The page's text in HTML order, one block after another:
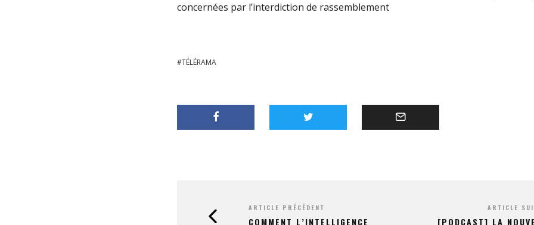
concernées par l’interdiction de rassemblement
TÉLÉRAMA
ARTICLE PRÉCÉDENT
COMMENT L’INTELLIGENCE
ARTICLE
[PODCAST] LA